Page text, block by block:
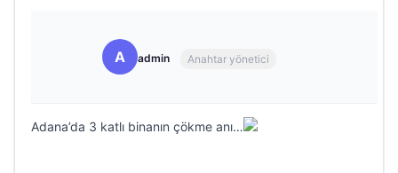
A admin Anahtar yönetici
Adana’da 3 katlı binanın çökme anı…